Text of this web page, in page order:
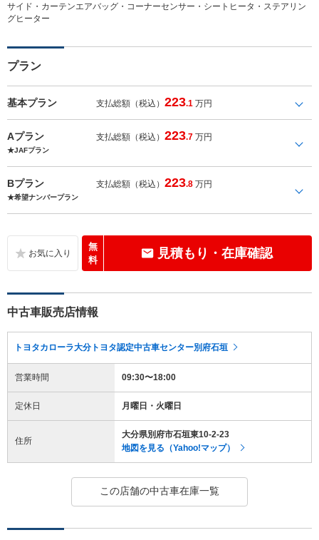
サイド・カーテンエアバッグ・コーナーセンサー・シートヒータ・ステアリン
グヒーター
プラン
基本プラン 支払総額（税込）223.1 万円
Aプラン 支払総額（税込）223.7 万円
★JAFプラン
Bプラン 支払総額（税込）223.8 万円
★希望ナンバープラン
無
料
見積もり・在庫確認
中古車販売店情報
トヨタカローラ大分トヨタ認定中古車センター別府石垣
営業時間 09:30〜18:00
定休日 月曜日・火曜日
住所
大分県別府市石垣東10-2-23
地図を見る（Yahoo!マップ）
この店舗の中古車在庫一覧